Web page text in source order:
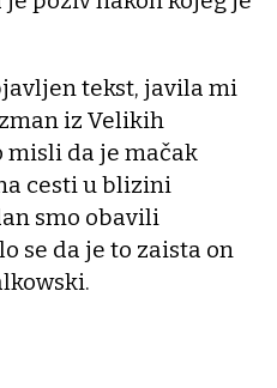
tekst, javila mi
iz Velikih
misli da je mačak
cesti u blizini
smo obavili
se da je to zaista on